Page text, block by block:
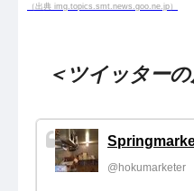
（出典 img.topics.smt.news.goo.ne.jp）
＜ツイッター
@hokumarketer